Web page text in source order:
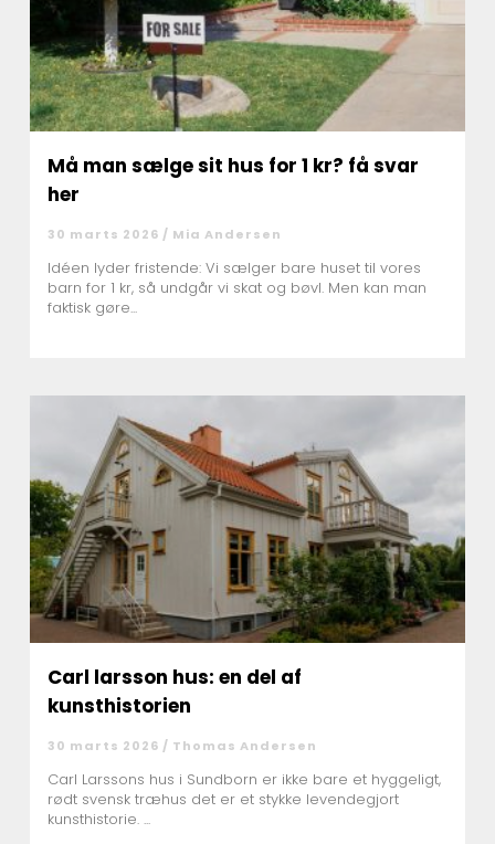
Må man sælge sit hus for 1 kr? få svar
her
30 marts 2026 / Mia Andersen
Idéen lyder fristende: Vi sælger bare huset til vores
barn for 1 kr, så undgår vi skat og bøvl. Men kan man
faktisk gøre...
Carl larsson hus: en del af
kunsthistorien
30 marts 2026 / Thomas Andersen
Carl Larssons hus i Sundborn er ikke bare et hyggeligt,
rødt svensk træhus det er et stykke levendegjort
kunsthistorie. ...